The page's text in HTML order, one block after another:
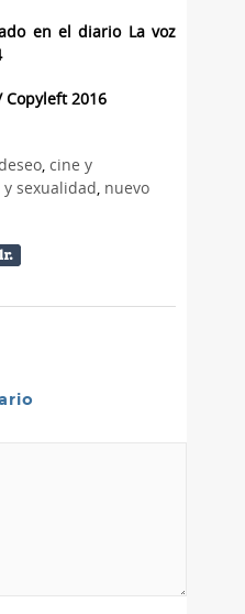
en el diario La voz
Copyleft 2016
, cine y
y sexualidad, nuevo